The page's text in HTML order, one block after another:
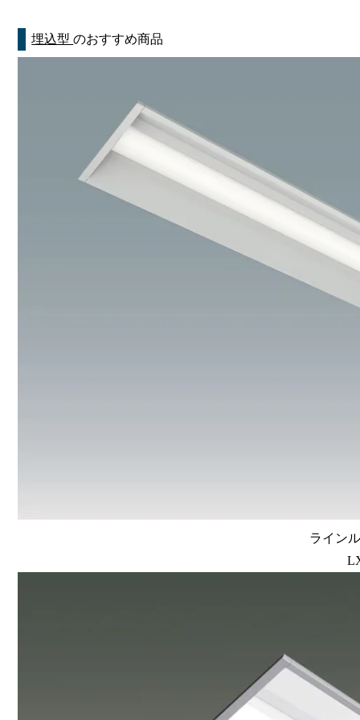
埋込型のおすすめ商品
ライン